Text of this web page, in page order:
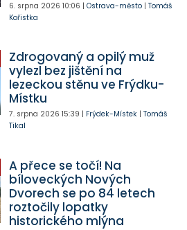
6. srpna 2026 10:06 | Ostrava-město| Tomáš
Kořistka
Zdrogovaný a opilý muž
vylezl bez jištění na
lezeckou stěnu ve Frýdku-
Místku
7. srpna 2026 15:39 | Frýdek-Místek| Tomáš
Tikal
A přece se točí! Na
bíloveckých Nových
Dvorech se po 84 letech
roztočily lopatky
historického mlýna